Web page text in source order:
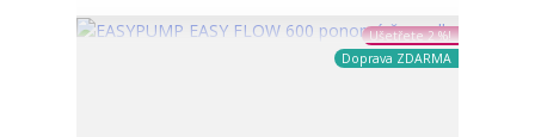
Ušetřete 2 %!
Doprava ZDARMA